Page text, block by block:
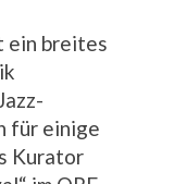
ein breites
für einige
Kurator